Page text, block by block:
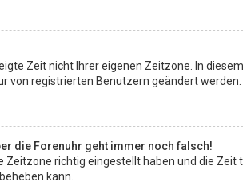
Zeit nicht Ihrer eigenen Zeitzone. In
von registrierten Benutzern geändert
die Forenuhr geht immer noch falsch!
Zeitzone richtig eingestellt haben und die
kann.